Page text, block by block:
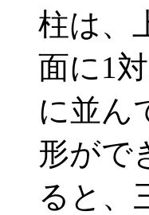
柱は、
面に1
に並ん
形がで
ると、